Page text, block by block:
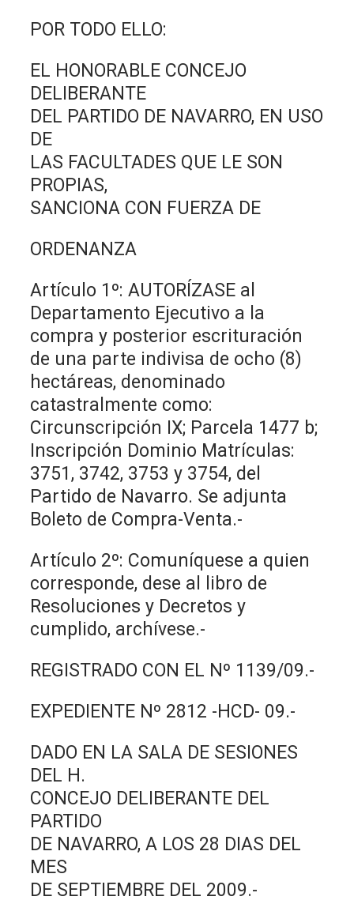
POR TODO ELLO:
EL HONORABLE CONCEJO
DELIBERANTE
DEL PARTIDO DE NAVARRO, EN USO
DE
LAS FACULTADES QUE LE SON
PROPIAS,
SANCIONA CON FUERZA DE
ORDENANZA
Artículo 1º: AUTORÍZASE al
Departamento Ejecutivo a la
compra y posterior escrituración
de una parte indivisa de ocho (8)
hectáreas, denominado
catastralmente como:
Circunscripción IX; Parcela 1477 b;
Inscripción Dominio Matrículas:
3751, 3742, 3753 y 3754, del
Partido de Navarro. Se adjunta
Boleto de Compra-Venta.-
Artículo 2º: Comuníquese a quien
corresponde, dese al libro de
Resoluciones y Decretos y
cumplido, archívese.-
REGISTRADO CON EL Nº 1139/09.-
EXPEDIENTE Nº 2812 -HCD- 09.-
DADO EN LA SALA DE SESIONES
DEL H.
CONCEJO DELIBERANTE DEL
PARTIDO
DE NAVARRO, A LOS 28 DIAS DEL
MES
DE SEPTIEMBRE DEL 2009.-